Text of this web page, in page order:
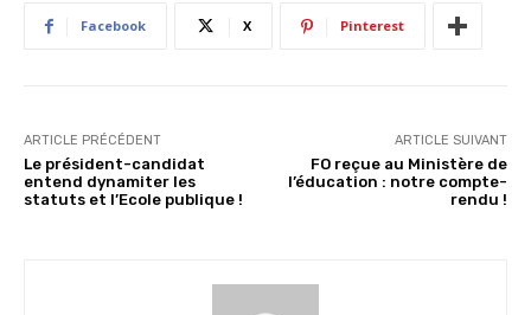
Facebook X Pinterest
ARTICLE PRÉCÉDENT
Le président-candidat
entend dynamiter les
statuts et l’Ecole publique !
ARTICLE SUIVANT
FO reçue au Ministère de
l’éducation : notre compte-
rendu !